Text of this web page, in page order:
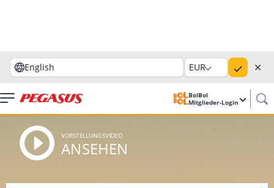
English EUR ✕
BolBol
Mitglieder-Login
VORSTELLUNGSVIDEO
ANSEHEN